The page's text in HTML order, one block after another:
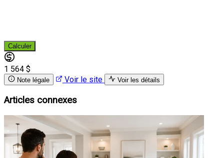
Calculer
1 564 $
Note légale Voir le site Voir les détails
Articles connexes